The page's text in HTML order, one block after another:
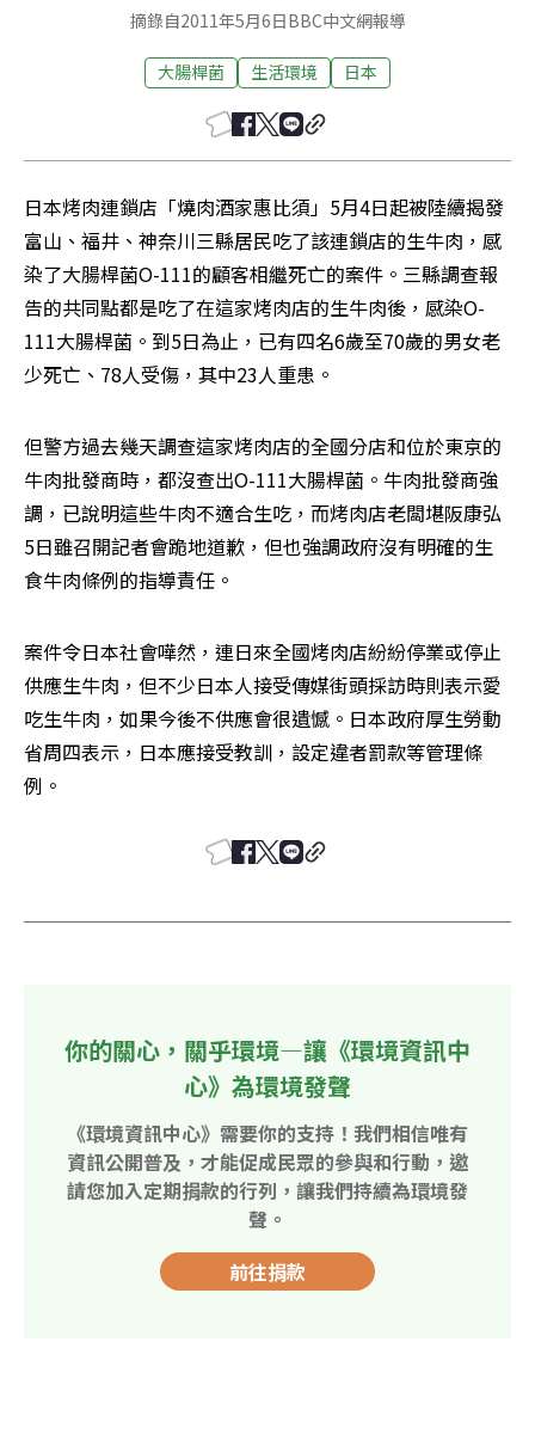
摘錄自2011年5月6日BBC中文網報導
大腸桿菌 生活環境 日本
日本烤肉連鎖店「燒肉酒家惠比須」5月4日起被陸續揭發
富山、福井、神奈川三縣居民吃了該連鎖店的生牛肉，感
染了大腸桿菌O-111的顧客相繼死亡的案件。三縣調查報
告的共同點都是吃了在這家烤肉店的生牛肉後，感染O-
111大腸桿菌。到5日為止，已有四名6歲至70歲的男女老
少死亡、78人受傷，其中23人重患。
但警方過去幾天調查這家烤肉店的全國分店和位於東京的
牛肉批發商時，都沒查出O-111大腸桿菌。牛肉批發商強
調，已說明這些牛肉不適合生吃，而烤肉店老闆堪阪康弘
5日雖召開記者會跪地道歉，但也強調政府沒有明確的生
食牛肉條例的指導責任。
案件令日本社會嘩然，連日來全國烤肉店紛紛停業或停止
供應生牛肉，但不少日本人接受傳媒街頭採訪時則表示愛
吃生牛肉，如果今後不供應會很遺憾。日本政府厚生勞動
省周四表示，日本應接受教訓，設定違者罰款等管理條
例。
你的關心，關乎環境—讓《環境資訊中
心》為環境發聲
《環境資訊中心》需要你的支持！我們相信唯有
資訊公開普及，才能促成民眾的參與和行動，邀
請您加入定期捐款的行列，讓我們持續為環境發
聲。
前往捐款